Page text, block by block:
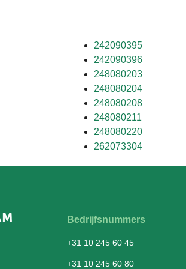
242090395
242090396
248080203
248080204
248080208
248080211
248080220
262073304
Bedrijfsnummers
+31 10 245 60 45
+31 10 245 60 80